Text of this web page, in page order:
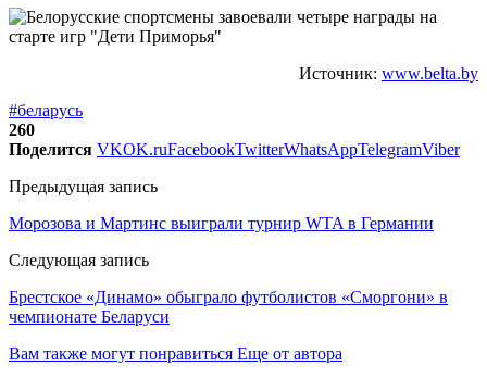
Источник: www.belta.by
#беларусь
260
Поделится VKOK.ruFacebookTwitterWhatsAppTelegramViber
Предыдущая запись
Морозова и Мартинс выиграли турнир WTA в Германии
Следующая запись
Брестское «Динамо» обыграло футболистов «Сморгони» в
чемпионате Беларуси
Вам также могут понравиться Еще от автора